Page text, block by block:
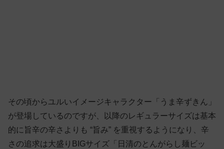
その頃からユルいイメージキャラクター「うま辛ずきん」
が登場しているのですが、以降のレギュラーサイズは基本
的に旨辛の辛さよりも “旨み” を重視するようになり、辛
さの追求は大盛りBIGサイズ「日清のとんがらし麺ビッ